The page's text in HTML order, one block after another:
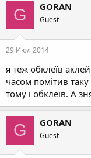
G GORAN
Guest
29 Июл 2014
я теж обклеїв
часом помітив
тому і обклеїв. А
G GORAN
Guest